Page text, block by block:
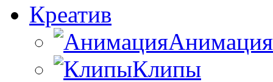
Креатив
Анимация
Клипы